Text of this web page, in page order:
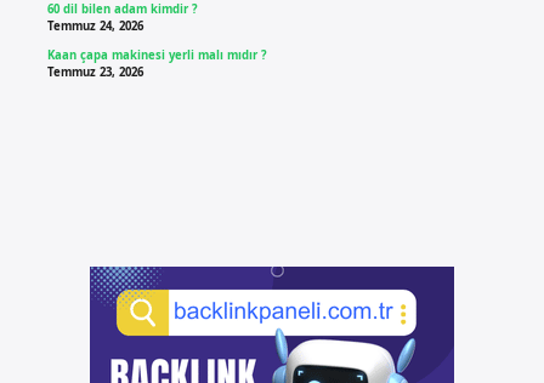
60 dil bilen adam kimdir ?
Temmuz 24, 2026
Kaan çapa makinesi yerli malı mıdır ?
Temmuz 23, 2026